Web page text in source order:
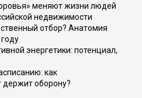
меняют жизни людей
недвижимости
отбор? Анатомия
энергетики: потенциал,
как
держит оборону?